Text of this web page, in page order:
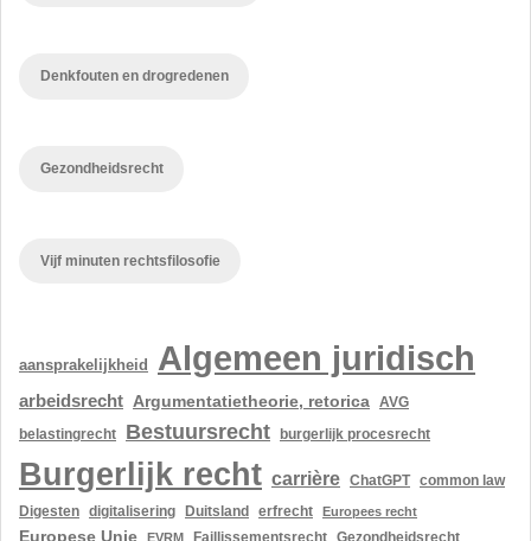
Denkfouten en drogredenen
Gezondheidsrecht
Vijf minuten rechtsfilosofie
aansprakelijkheid Algemeen juridisch
arbeidsrecht Argumentatietheorie, retorica AVG
belastingrecht Bestuursrecht burgerlijk procesrecht
Burgerlijk recht carrière ChatGPT common law
Digesten
digitalisering Duitsland erfrecht Europees recht
Europese Unie EVRM Faillissementsrecht